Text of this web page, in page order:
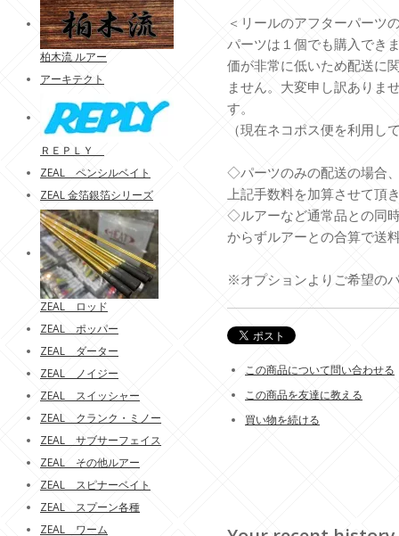
＜リールのアフターパーツ
パーツは１個でも購入でき
価が非常に低いため配送に
ません。大変申し訳ありま
す。
（現在ネコポス便を利用し
◇パーツのみの配送の場合
上記手数料を加算させて頂
◇ルアーなど通常品との同
からずルアーとの合算で送
※オプションよりご希望の
この商品について問い合わせる
この商品を友達に教える
買い物を続ける
柏木流 ルアー
アーキテクト
ＲＥＰＬＹ
ZEAL ペンシルベイト
ZEAL 金箔銀箔シリーズ
ZEAL ロッド
ZEAL ポッパー
ZEAL ダーター
ZEAL ノイジー
ZEAL スイッシャー
ZEAL クランク・ミノー
ZEAL サブサーフェイス
ZEAL その他ルアー
ZEAL スピナーベイト
ZEAL スプーン各種
ZEAL ワーム